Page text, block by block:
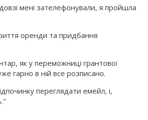
мені зателефонували, я пройшла
оренди та придбання
як у переможниці грантової
гарно в ній все розписано.
переглядати емейл, і,